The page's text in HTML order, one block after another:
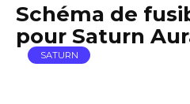
Schéma de
pour Saturn
SATURN